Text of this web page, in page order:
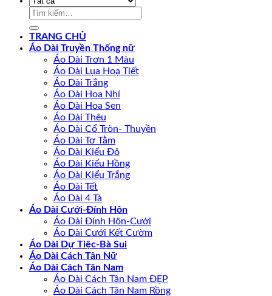
Tìm
TRANG CHỦ
Áo Dài Truyền Thống nữ
Áo Dài Trơn 1 Màu
Áo Dài Lụa Hoạ Tiết
Áo Dài Trắng
Áo Dài Hoa Nhí
Áo Dài Hoa Sen
Áo Dài Thêu
Áo Dài Cổ Tròn- Thuyền
Áo Dài Tơ Tằm
Áo Dài Kiểu Đỏ
Áo Dài Kiểu Hồng
Áo Dài Kiểu Trắng
Áo Dài Tết
Áo Dài 4 Tà
Áo Dài Cưới-Đính Hôn
Áo Dài Đính Hôn-Cưới
Áo Dài Cưới Kết Cườm
Áo Dài Dự Tiệc-Bà Sui
Áo Dài Cách Tân Nữ
Áo Dài Cách Tân Nam
Áo Dài Cách Tân Nam ĐẸP
Áo Dài Cách Tân Nam Rồng